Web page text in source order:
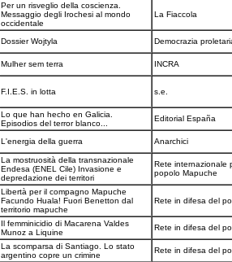
Per un risveglio della coscienza.
Messaggio degli Irochesi al mondo
occidentale
La Fiaccola
Dossier Wojtyla Democrazia
Mulher sem terra INCRA
F.I.E.S. in lotta s.e.
Lo que han hecho en Galicia.
Episodios del terror blanco...
Editorial España
L'energia della guerra Anarchici
La mostruosità della transnazionale
Endesa (ENEL Cile) Invasione e
depredazione dei territori
Rete internazionale
popolo Mapuche
Libertà per il compagno Mapuche
Facundo Huala! Fuori Benetton dal
territorio mapuche
Rete in difesa del
Il femminicidio di Macarena Valdes
Munoz a Liquine
Rete in difesa del
La scomparsa di Santiago. Lo stato
argentino copre un crimine
Rete in difesa del